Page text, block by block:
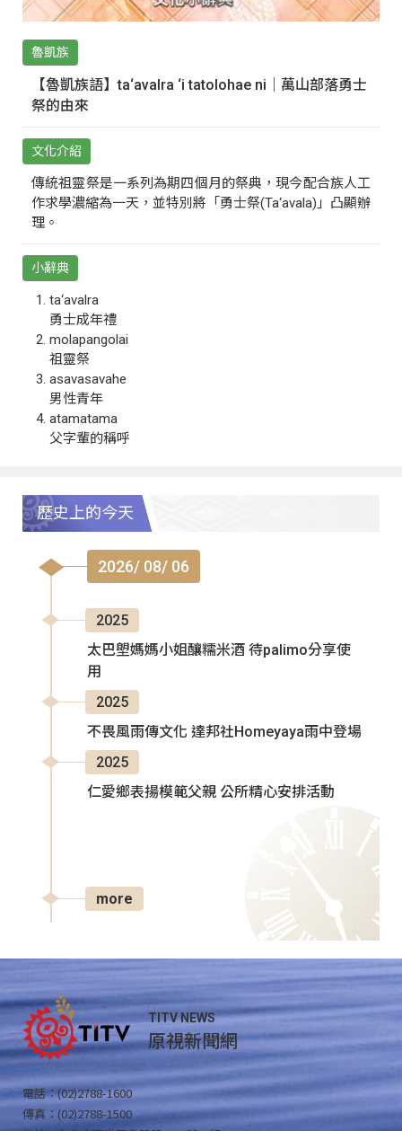
魯凱族
【魯凱族語】ta‘avalra ‘i tatolohae ni｜萬山部落勇士
祭的由來
文化介紹
傳統祖靈祭是一系列為期四個月的祭典，現今配合族人工
作求學濃縮為一天，並特別將「勇士祭(Ta‘avala)」凸顯辦
理。
小辭典
ta‘avalra
勇士成年禮
molapangolai
祖靈祭
asavasavahe
男性青年
atamatama
父字輩的稱呼
歷史上的今天
2026/ 08/ 06
2025
太巴塱媽媽小姐釀糯米酒 待palimo分享使
用
2025
不畏風雨傳文化 達邦社Homeyaya雨中登場
2025
仁愛鄉表揚模範父親 公所精心安排活動
more
TITV NEWS
原視新聞網
電話：(02)2788-1600
傳真：(02)2788-1500